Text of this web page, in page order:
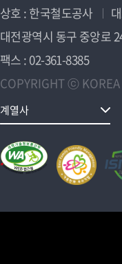
상호 : 한국철도공사
대전광역시 동구 중앙로
팩스 : 02-361-8385
COPYRIGHT ⓒ KOREA
계열사